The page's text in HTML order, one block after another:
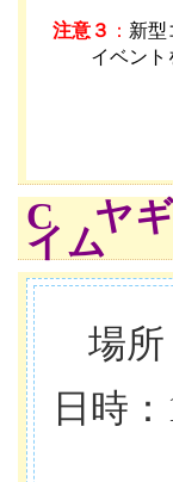
注意３ ： 新型
イベント
C ヤギ
イム
場
日時